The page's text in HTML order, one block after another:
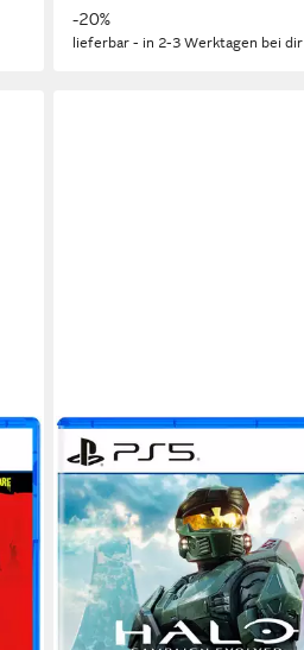
-20%
lieferbar - in 2-3 Werktagen bei dir